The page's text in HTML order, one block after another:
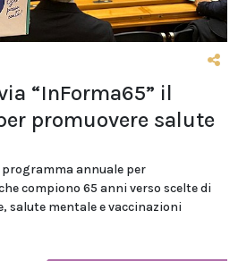
“InForma65” il
promuovere salute
programma annuale per
compiono 65 anni verso scelte di
salute mentale e vaccinazioni